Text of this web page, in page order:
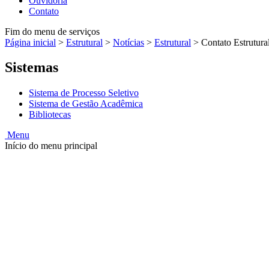
Contato
Fim do menu de serviços
Página inicial > Estrutural > Notícias > Estrutural > Contato
Sistemas
Sistema de Processo Seletivo
Sistema de Gestão Acadêmica
Bibliotecas
Menu
Início do menu principal